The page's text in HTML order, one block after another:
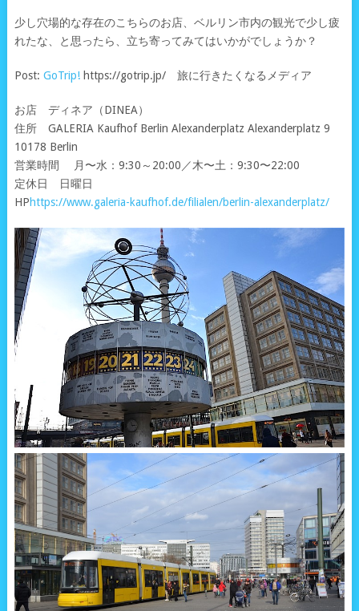
少し穴場的な存在のこちらのお店、ベルリン市内の観光で少し疲
れたな、と思ったら、立ち寄ってみてはいかがでしょうか？
Post: GoTrip!https://gotrip.jp/ 旅に行きたくなるメディア
お店 ディネア（DINEA）
住所 GALERIA Kaufhof Berlin Alexanderplatz Alexanderplatz 9
10178 Berlin
営業時間 月〜水：9:30～20:00／木〜土：9:30〜22:00
定休日 日曜日
HPhttps://www.galeria-kaufhof.de/filialen/berlin-alexanderplatz/